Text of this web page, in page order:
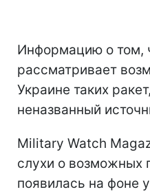
Информацию о том,
рассматривает
Украине таких
неназванный
Military Watch
слухи о возможных
появилась на фоне